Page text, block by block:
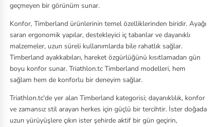
geçmeyen bir görünüm sunar.
Konfor, Timberland ürünlerinin temel özelliklerinden biridir. Ayağı
saran ergonomik yapılar, destekleyici iç tabanlar ve dayanıklı
malzemeler, uzun süreli kullanımlarda bile rahatlık sağlar.
Timberland ayakkabıları, hareket özgürlüğünü kısıtlamadan gün
boyu konfor sunar. Triathlon.tc Timberland modelleri, hem
sağlam hem de konforlu bir deneyim sağlar.
Triathlon.tc'de yer alan Timberland kategorisi; dayanıklılık, konfor
ve zamansız stil arayan herkes için güçlü bir tercihtir. İster doğada
uzun yürüyüşlere çıkın ister şehirde aktif bir gün geçirin,